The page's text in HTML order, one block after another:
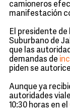
camioneros
manifestación
El presidente
Suburbano de
que las
demandas de
piden se
Aunque ya
autoridades
10:30 horas en el